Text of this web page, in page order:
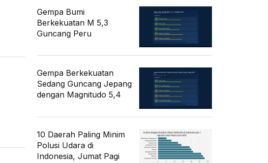
Gempa Bumi
Berkekuatan M 5,3
Guncang Peru
Gempa Berkekuatan
Sedang Guncang Jepang
dengan Magnitudo 5,4
10 Daerah Paling Minim
Polusi Udara di
Indonesia, Jumat Pagi